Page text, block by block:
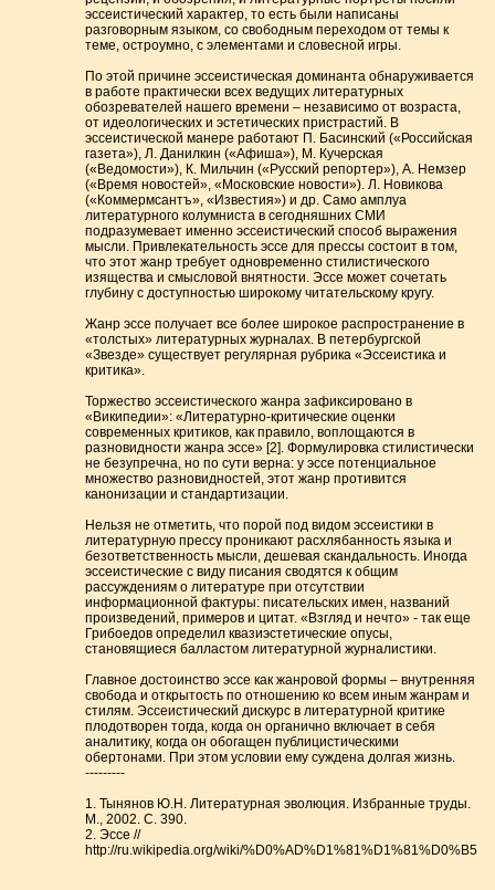
эссеистический характер, то есть были написаны
разговорным языком, со свободным переходом от темы к
теме, остроумно, с элементами и словесной игры.
По этой причине эссеистическая доминанта обнаруживается
в работе практически всех ведущих литературных
обозревателей нашего времени – независимо от возраста,
от идеологических и эстетических пристрастий. В
эссеистической манере работают П. Басинский («Российская
газета»), Л. Данилкин («Афиша»), М. Кучерская
(«Ведомости»), К. Мильчин («Русский репортер»), А. Немзер
(«Время новостей», «Московские новости»). Л. Новикова
(«Коммермсантъ», «Известия») и др. Само амплуа
литературного колумниста в сегодняшних СМИ
подразумевает именно эссеистический способ выражения
мысли. Привлекательность эссе для прессы состоит в том,
что этот жанр требует одновременно стилистического
изящества и смысловой внятности. Эссе может сочетать
глубину с доступностью широкому читательскому кругу.
Жанр эссе получает все более широкое распространение в
«толстых» литературных журналах. В петербургской
«Звезде» существует регулярная рубрика «Эссеистика и
критика».
Торжество эссеистического жанра зафиксировано в
«Википедии»: «Литературно-критические оценки
современных критиков, как правило, воплощаются в
разновидности жанра эссе» [2]. Формулировка стилистически
не безупречна, но по сути верна: у эссе потенциальное
множество разновидностей, этот жанр противится
канонизации и стандартизации.
Нельзя не отметить, что порой под видом эссеистики в
литературную прессу проникают расхлябанность языка и
безответственность мысли, дешевая скандальность. Иногда
эссеистические с виду писания сводятся к общим
рассуждениям о литературе при отсутствии
информационной фактуры: писательских имен, названий
произведений, примеров и цитат. «Взгляд и нечто» - так еще
Грибоедов определил квазиэстетические опусы,
становящиеся балластом литературной журналистики.
Главное достоинство эссе как жанровой формы – внутренняя
свобода и открытость по отношению ко всем иным жанрам и
стилям. Эссеистический дискурс в литературной критике
плодотворен тогда, когда он органично включает в себя
аналитику, когда он обогащен публицистическими
обертонами. При этом условии ему суждена долгая жизнь.
---------
1. Тынянов Ю.Н. Литературная эволюция. Избранные труды.
М., 2002. С. 390.
2. Эссе //
http://ru.wikipedia.org/wiki/%D0%AD%D1%81%D1%81%D0%B5